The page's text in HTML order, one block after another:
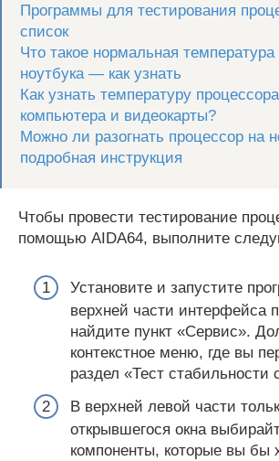
Программы для тестирования
список
Что такое нормальная
ноутбука — как узнать
Как узнать температуру
компьютера и видеокарты?
Можно ли разогнать процессор на
подробная инструкция
Чтобы провести тестирование
помощью AIDA64, выполните
Установите и запустите
верхней части интерфейса
найдите пункт «Сервис».
контекстное меню, где вы
раздел «Тест стабильности
В верхней левой части
открывшегося окна
компоненты, которые вы бы